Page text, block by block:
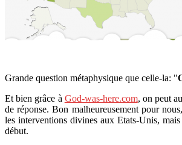
Grande question métaphysique que celle-la: "
Et bien grâce à God-was-here.com, on peut
de réponse. Bon malheureusement pour
les interventions divines aux Etats-Unis,
début.